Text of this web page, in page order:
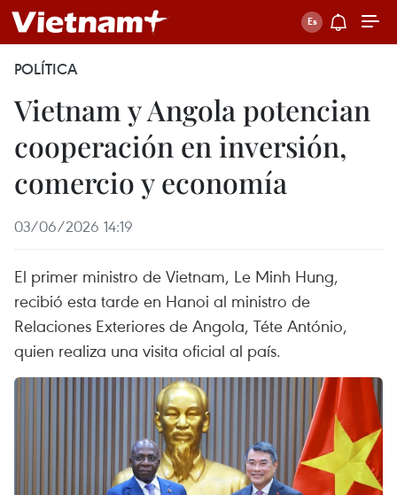
POLÍTICA
Vietnam y Angola potencian
cooperación en inversión,
comercio y economía
03/06/2026 14:19
El primer ministro de Vietnam, Le Minh Hung,
recibió esta tarde en Hanoi al ministro de
Relaciones Exteriores de Angola, Téte António,
quien realiza una visita oficial al país.